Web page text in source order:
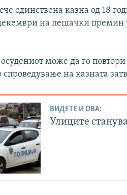
единствена казна од 18
на пешачки премин
може да го
на казната
ВИДЕТЕ И ОВА:
Улиците